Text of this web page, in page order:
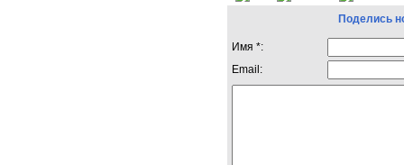
Поделись
Имя *:
Email: